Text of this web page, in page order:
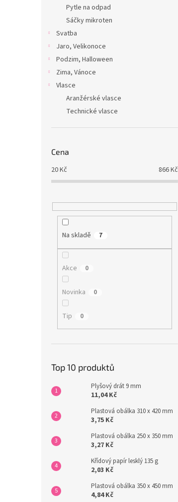
Pytle na odpad
Sáčky mikroten
Svatba
Jaro, Velikonoce
Podzim, Halloween
Zima, Vánoce
Vlasce
Aranžérské vlasce
Technické vlasce
Cena
20Kč 866Kč
Na skladě 7
Akce 0
Novinka 0
Tip 0
Top 10 produktů
Plyšový drát 9 mm
11,04 Kč
Plastová obálka 310 x 420 mm
3,75 Kč
Plastová obálka 250 x 350 mm
3,27 Kč
Křídový papír lesklý 135 g
2,03 Kč
Plastová obálka 350 x 450 mm
4,84 Kč